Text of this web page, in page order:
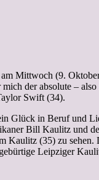
Mittwoch (9.
der absolute –
Swift (34).
Glück in Beruf und
Bill Kaulitz und
Kaulitz (35) zu sehen.
Leipziger